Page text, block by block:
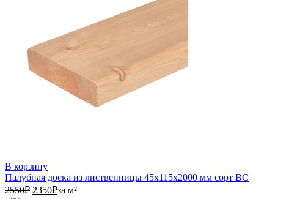
В корзину
Палубная доска из лиственницы 45х115х2000 мм сорт ВС
2550₽ 2550₽.
2350₽2350₽.
за м²